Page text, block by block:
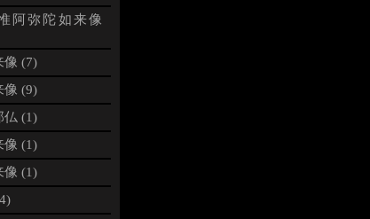
阿弥陀如来像
像 (7)
像 (9)
仏 (1)
像 (1)
像 (1)